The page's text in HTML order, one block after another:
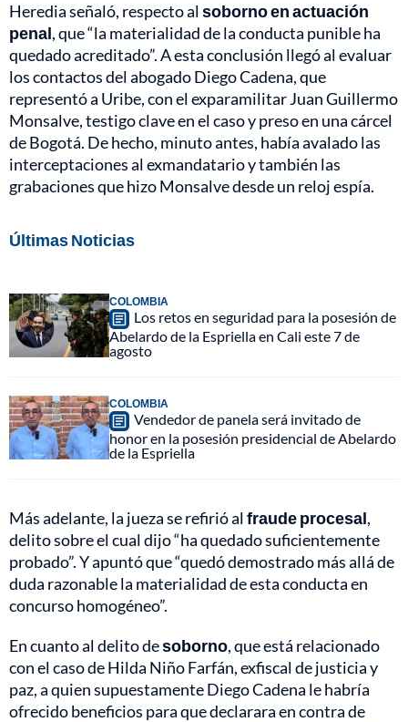
Heredia señaló, respecto alsoborno en actuación
penal, que “la materialidad de la conducta punible ha
quedado acreditado”. A esta conclusión llegó al evaluar
los contactos del abogado Diego Cadena, que
representó a Uribe, con el exparamilitar Juan Guillermo
Monsalve, testigo clave en el caso y preso en una cárcel
de Bogotá. De hecho, minuto antes, había avalado las
interceptaciones al exmandatario y también las
grabaciones que hizo Monsalve desde un reloj espía.
Últimas Noticias
COLOMBIA
Los retos en seguridad para la posesión de
Abelardo de la Espriella en Cali este 7 de
agosto
COLOMBIA
Vendedor de panela será invitado de
honor en la posesión presidencial de Abelardo
de la Espriella
Más adelante, la jueza se refirió alfraude procesal,
delito sobre el cual dijo “ha quedado suficientemente
probado”. Y apuntó que “quedó demostrado más allá de
duda razonable la materialidad de esta conducta en
concurso homogéneo”.
En cuanto al delito desoborno, que está relacionado
con el caso de Hilda Niño Farfán, exfiscal de justicia y
paz, a quien supuestamente Diego Cadena le habría
ofrecido beneficios para que declarara en contra de